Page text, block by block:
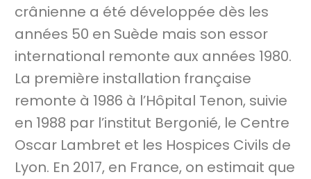
crânienne a été développée dès les
années 50 en Suède mais son essor
international remonte aux années 1980.
La première installation française
remonte à 1986 à l’Hôpital Tenon, suivie
en 1988 par l’institut Bergonié, le Centre
Oscar Lambret et les Hospices Civils de
Lyon. En 2017, en France, on estimait que